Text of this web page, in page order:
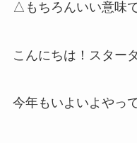
△もちろんいい意味
こんにちは！スター
今年もいよいよやっ